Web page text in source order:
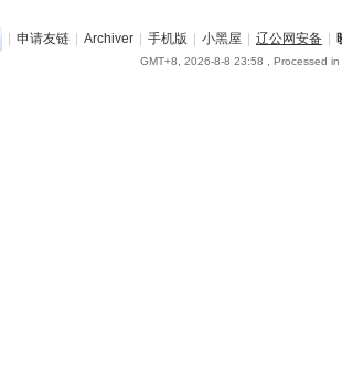
| 申请友链 | Archiver | 手机版 | 小黑屋 | 辽公网安备 |
GMT+8, 2026-8-8 23:58 , Processed